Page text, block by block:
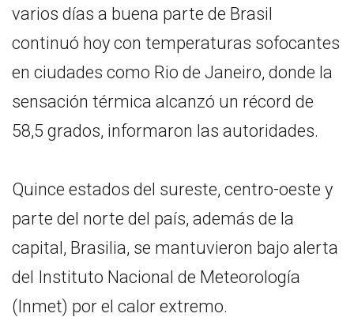
varios días a buena parte de Brasil
continuó hoy con temperaturas sofocantes
en ciudades como Rio de Janeiro, donde la
sensación térmica alcanzó un récord de
58,5 grados, informaron las autoridades.
Quince estados del sureste, centro-oeste y
parte del norte del país, además de la
capital, Brasilia, se mantuvieron bajo alerta
del Instituto Nacional de Meteorología
(Inmet) por el calor extremo.